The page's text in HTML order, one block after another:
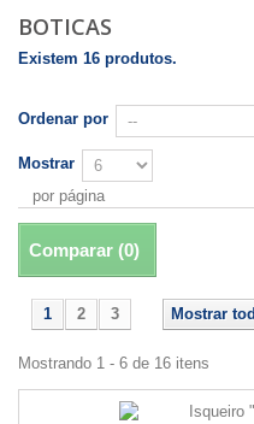
BOTICAS
Existem 16 produtos.
Ordenar por
Mostrar
por página
Comparar (0)
Mostrar
1 2 3
Mostrando 1 - 6 de 16 itens